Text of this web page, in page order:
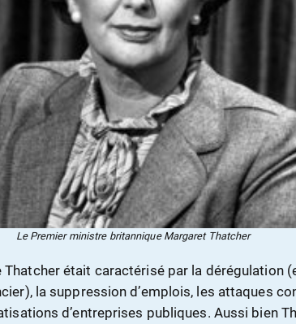
Le Premier ministre britannique Margaret Thatcher
Thatcher était caractérisé par la dérégulation
la suppression d’emplois, les attaques
d’entreprises publiques. Aussi bien